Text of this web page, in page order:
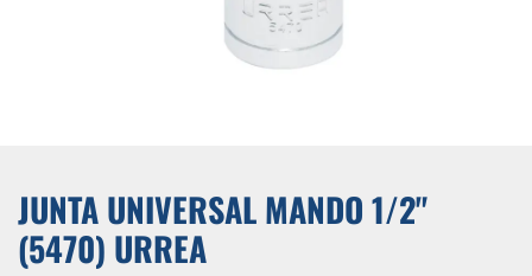
JUNTA UNIVERSAL MANDO 1/2"
(5470) URREA